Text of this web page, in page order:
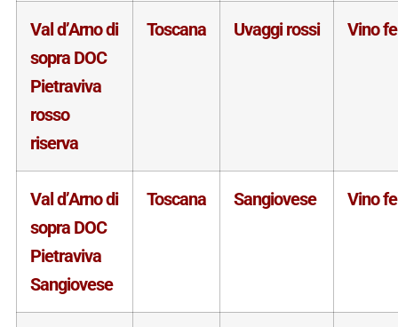
Val d’Arno di
sopra DOC
Pietraviva
rosso
riserva
Toscana Uvaggi rossi Vino
Val d’Arno di
sopra DOC
Pietraviva
Sangiovese
Toscana Sangiovese Vino